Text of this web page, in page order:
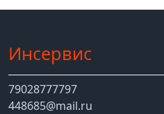
Инсервис
79028777797
448685@mail.ru